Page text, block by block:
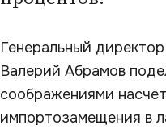
Генеральный
Валерий Абрамов
соображениями
импортозамещения в